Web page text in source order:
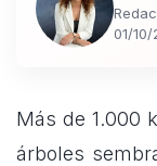
01/
Más de 1.000
árboles